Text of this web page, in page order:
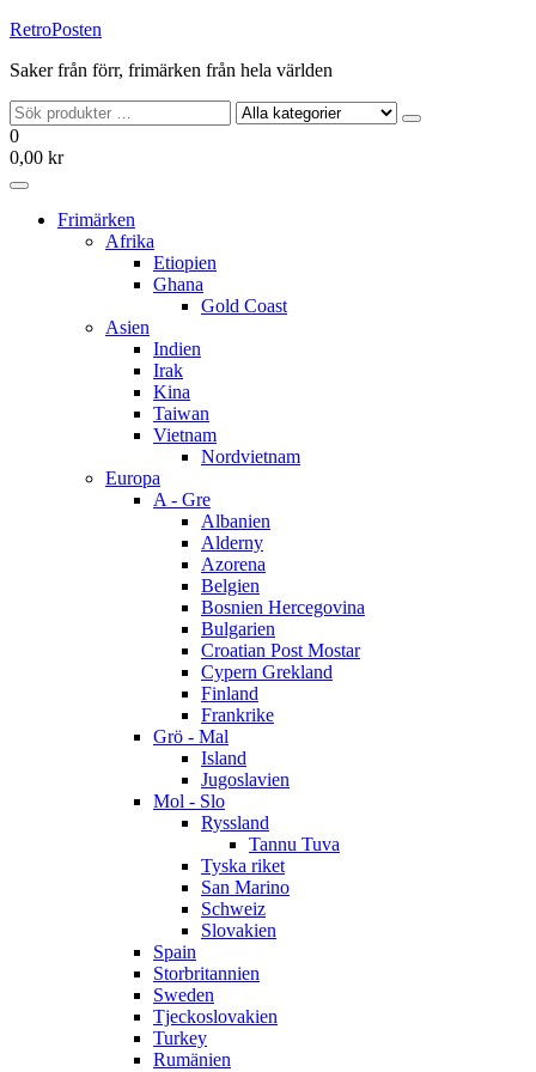
Hoppa
innehållet
RetroPosten
Saker från förr, frimärken från hela världen
0
0,00 kr
Frimärken
Afrika
Etiopien
Ghana
Gold Coast
Asien
Indien
Irak
Kina
Taiwan
Vietnam
Nordvietnam
Europa
A - Gre
Albanien
Alderny
Azorena
Belgien
Bosnien Hercegovina
Bulgarien
Croatian Post Mostar
Cypern Grekland
Finland
Frankrike
Grö - Mal
Island
Jugoslavien
Mol - Slo
Ryssland
Tannu Tuva
Tyska riket
San Marino
Schweiz
Slovakien
Spain
Storbritannien
Sweden
Tjeckoslovakien
Turkey
Rumänien